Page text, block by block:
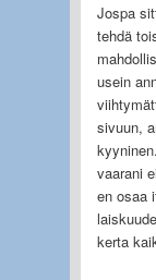
Jospa
tehdä
usein
sivuun,
vaarani
en osaa
kerta